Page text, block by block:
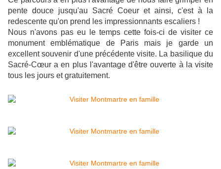
pente douce jusqu'au Sacré Coeur et ainsi, c'est à la
redescente qu'on prend les impressionnants escaliers !
Nous n'avons pas eu le temps cette fois-ci de visiter ce
monument emblématique de Paris mais je garde un
excellent souvenir d'une précédente visite. La basilique du
Sacré-Cœur a en plus l'avantage d'être ouverte à la visite
tous les jours et gratuitement.